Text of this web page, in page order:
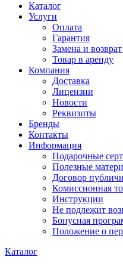
Каталог
Услуги
Оплата
Гарантия
Замена и возврат
Товар в аренду
Компания
Доставка
Лицензии
Новости
Реквизиты
Бренды
Контакты
Информация
Подарочные
Полезные
Договор
Комиссионная
Инструкции
Не подлежит
Бонусная
Положение о
Каталог